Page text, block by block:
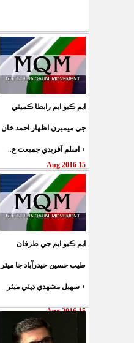
ايم ڪيو ايم رابطا ڪميٽي
جي ميمبرن اظهار احمد خان
۽ اسلم آفريدي جميعت ع...
15 Aug 2016
ايم ڪيو ايم جي طرفان
طيب حسين حيدرآباد جا ميئر
۽ سهيل مشهدي ڊپٽي ميئر
...
15 Aug 2016